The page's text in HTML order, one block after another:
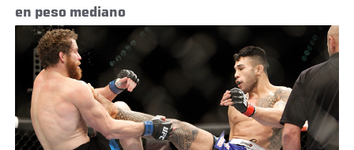
en peso mediano